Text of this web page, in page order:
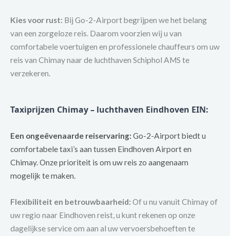
Kies voor rust: Bij Go-2-Airport begrijpen we het belang
van een zorgeloze reis. Daarom voorzien wij u van
comfortabele voertuigen en professionele chauffeurs om uw
reis van Chimay naar de luchthaven Schiphol AMS te
verzekeren.
Taxiprijzen Chimay – luchthaven Eindhoven EIN:
Een ongeëvenaarde reiservaring: Go-2-Airport biedt u
comfortabele taxi’s aan tussen Eindhoven Airport en
Chimay. Onze prioriteit is om uw reis zo aangenaam
mogelijk te maken.
Flexibiliteit en betrouwbaarheid: Of u nu vanuit Chimay of
uw regio naar Eindhoven reist, u kunt rekenen op onze
dagelijkse service om aan al uw vervoersbehoeften te